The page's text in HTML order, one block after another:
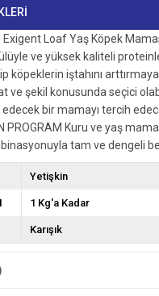
Exigent Loaf Yaş Köpek
ve yüksek kaliteli
köpeklerin iştahını arttırmaya
ve şekil konusunda seçici
bir mamayı tercih
PROGRAM Kuru ve yaş
tam ve dengeli
Yetişkin
1 Kg'a Kadar
Karışık